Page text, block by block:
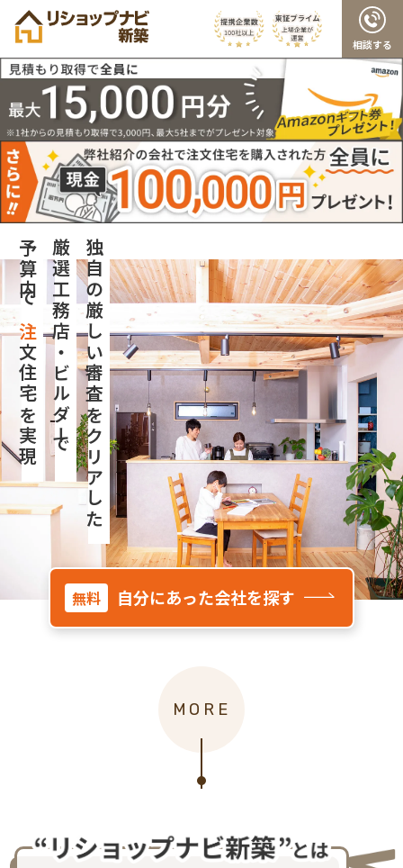
相談する
独自の厳しい審査をクリアした
厳選工務店・ビルダーで
予算内で
注
文住宅を実現
無料 自分にあった会社を探す
MORE